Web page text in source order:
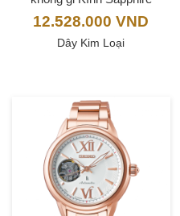
12.528.000VND
Dây Kim Loại